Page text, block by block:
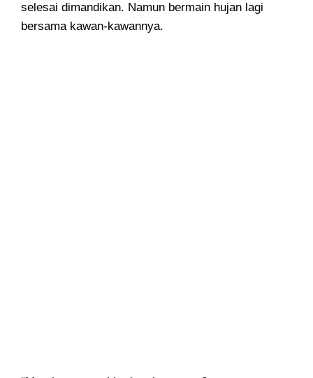
selesai dimandikan. Namun bermain hujan lagi
bersama kawan-kawannya.